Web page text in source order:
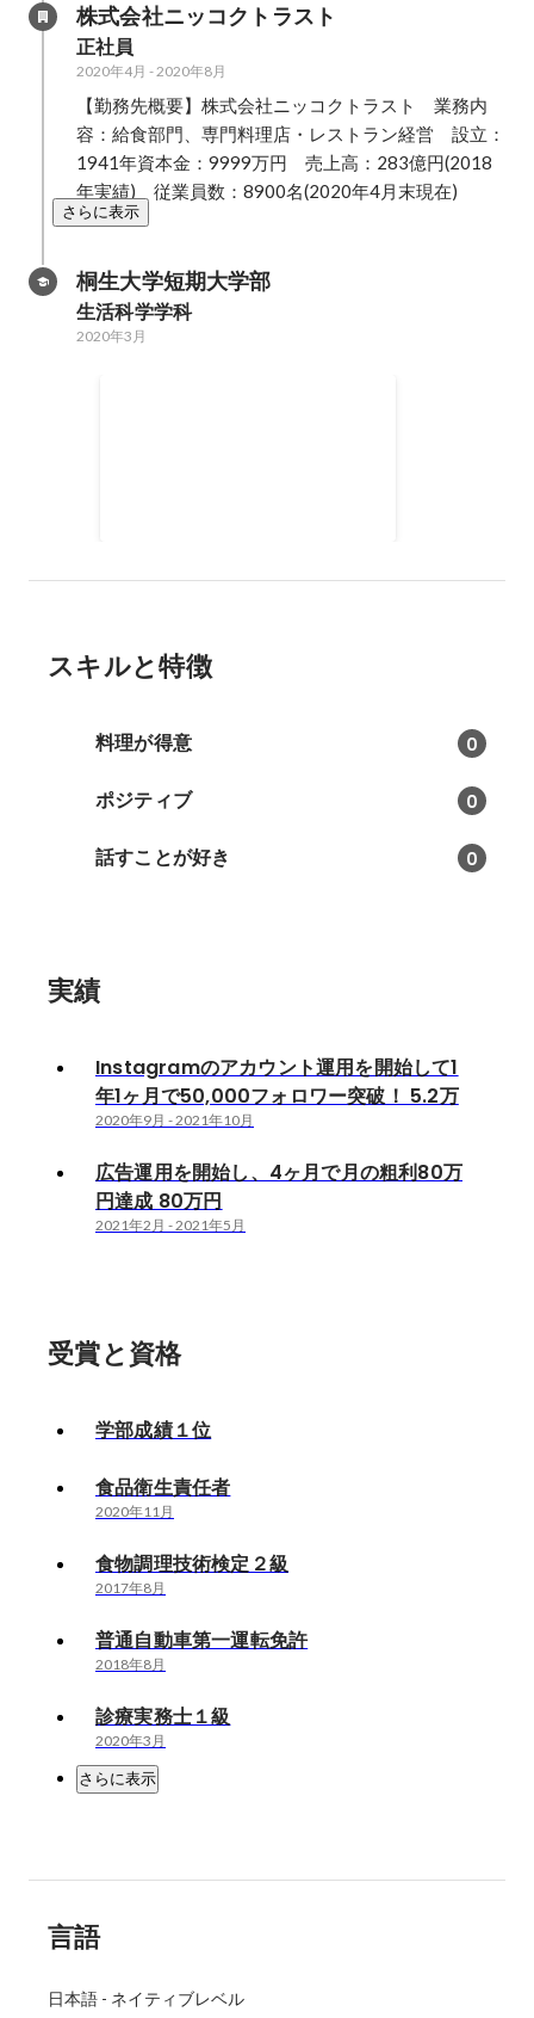
株式会社ニッコクトラスト
正社員
2020年4月 -2020年8月
【勤務先概要】株式会社ニッコクトラスト　業務内
容：給食部門、専門料理店・レストラン経営　設立：
1941年資本金：9999万円　売上高：283億円(2018
年実績)　従業員数：8900名(2020年4月末現在)
さらに表示
桐生大学短期大学部
生活科学学科
2020年3月
スキルと特徴
料理が得意 0
ポジティブ 0
話すことが好き 0
実績
Instagramのアカウント運用を開始して1
年1ヶ月で50,000フォロワー突破！ 5.2万
2020年9月 -2021年10月
広告運用を開始し、4ヶ月で月の粗利80万
円達成 80万円
2021年2月 -2021年5月
受賞と資格
学部成績１位
食品衛生責任者
2020年11月
食物調理技術検定２級
2017年8月
普通自動車第一運転免許
2018年8月
診療実務士１級
2020年3月
さらに表示
言語
日本語 - ネイティブレベル